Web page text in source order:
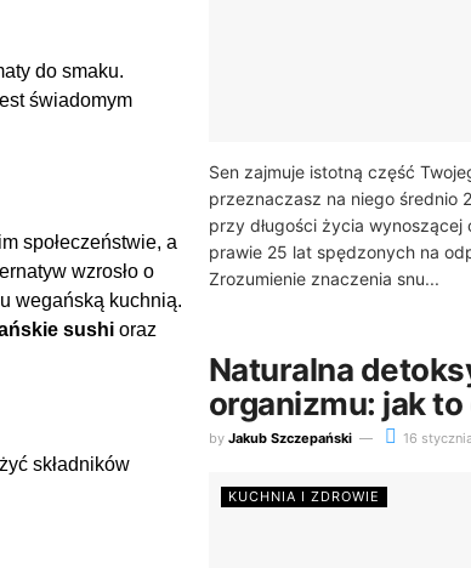
do smaku.
świadomym
społeczeństwie, a
wzrosło o
wegańską kuchnią.
sushi oraz
składników
Sen zajmuje istotną część
przeznaczasz na niego średnio
przy długości życia wynoszącej
prawie 25 lat spędzonych na
Zrozumienie znaczenia snu...
Naturalna
organizmu: jak to
by Jakub Szczepański 16
KUCHNIA I ZDROWIE